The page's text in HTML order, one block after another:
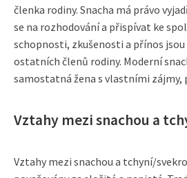
členka rodiny. Snacha má právo
se na rozhodování a přispívat ke
schopnosti, zkušenosti a přínos jsou
ostatních členů rodiny. Moderní
samostatná žena s vlastními zájmy,
Vztahy mezi snachou a
Vztahy mezi snachou a tchyní/